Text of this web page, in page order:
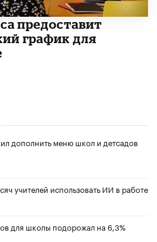
предоставит
график для
дополнить меню школ и детсадов
учителей использовать ИИ в работе
для школы подорожал на 6,3%